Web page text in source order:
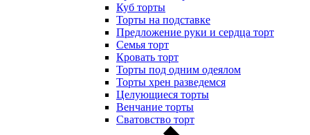
Куб торты
Торты на подставке
Предложение руки и сердца торт
Семья торт
Кровать торт
Торты под одним одеялом
Торты хрен разведемся
Целующиеся торты
Венчание торты
Сватовство торт